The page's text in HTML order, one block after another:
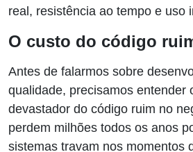
real, resistência ao tempo e uso
O custo do código
Antes de falarmos sobre
qualidade, precisamos entender
devastador do código ruim no
perdem milhões todos os anos
sistemas travam nos momentos